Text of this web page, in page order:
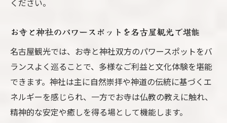
ください。
お寺と神社のパワースポットを名古屋観光で堪能
名古屋観光では、お寺と神社双方のパワースポットをバ
ランスよく巡ることで、多様なご利益と文化体験を堪能
できます。神社は主に自然崇拝や神道の伝統に基づくエ
ネルギーを感じられ、一方でお寺は仏教の教えに触れ、
精神的な安定や癒しを得る場として機能します。